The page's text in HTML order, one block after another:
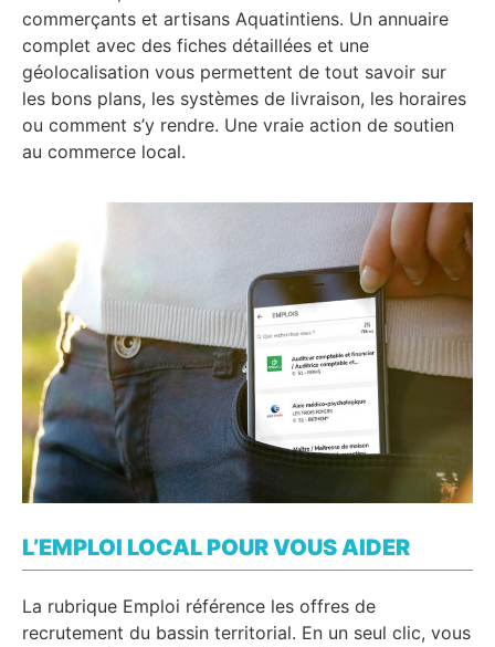
commerçants et artisans Aquatintiens. Un annuaire
complet avec des fiches détaillées et une
géolocalisation vous permettent de tout savoir sur
les bons plans, les systèmes de livraison, les horaires
ou comment s’y rendre. Une vraie action de soutien
au commerce local.
L’EMPLOI LOCAL POUR VOUS AIDER
La rubrique Emploi référence les offres de
recrutement du bassin territorial. En un seul clic, vous